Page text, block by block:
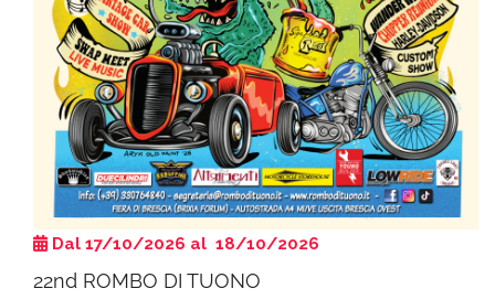
Dal 17/10/2026 al 18/10/2026
22nd ROMBO DI TUONO